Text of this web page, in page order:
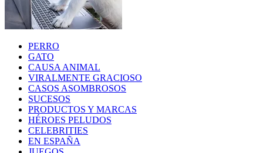
PERRO
GATO
CAUSA ANIMAL
VIRALMENTE GRACIOSO
CASOS ASOMBROSOS
SUCESOS
PRODUCTOS Y MARCAS
HÉROES PELUDOS
CELEBRITIES
EN ESPAÑA